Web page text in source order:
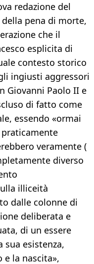
redazione del
pena di morte,
che il
esplicita di
contesto storico
ingiusti aggressori
Giovanni Paolo II e
di fatto come
essendo «ormai
veramente (
diverso
illiceità
dalle colonne di
deliberata e
di un essere
sua esistenza,
la nascita»,